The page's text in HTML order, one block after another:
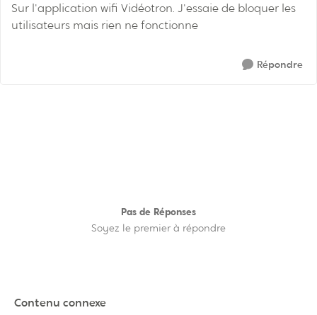
Sur l'application wifi Vidéotron. J'essaie de bloquer les
utilisateurs mais rien ne fonctionne
Répondre
Pas de Réponses
Soyez le premier à répondre
Contenu connexe